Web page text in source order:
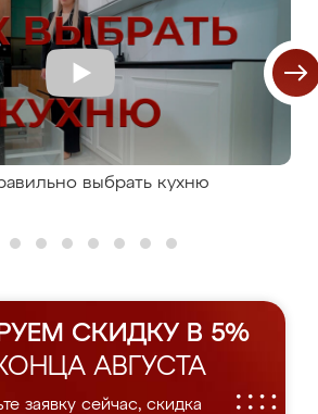
выбрать кухню
СКИДКУ В 5%
АВГУСТА
заявку сейчас, скидка